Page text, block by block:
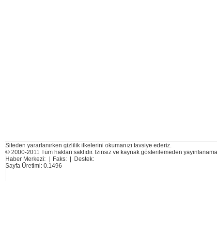
Siteden yararlanırken gizlilik ilkelerini okumanızı tavsiye ederiz.
© 2000-2011 Tüm hakları saklıdır. İzinsiz ve kaynak gösterilemeden
Haber Merkezi: | Faks: | Destek:
Sayfa Üretimi: 0.1496